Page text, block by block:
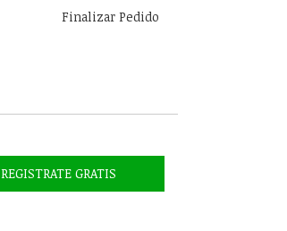
Finalizar Pedido
REGISTRATE GRATIS